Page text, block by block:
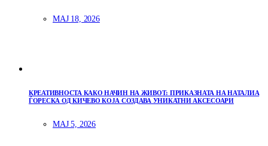
МАЈ 18, 2026
КРЕАТИВНОСТА КАКО НАЧИН НА ЖИВОТ: ПРИКАЗНАТА НА НАТАЛИА
ЃОРЕСКА ОД КИЧЕВО КОЈА СОЗДАВА УНИКАТНИ АКСЕСОАРИ
МАЈ 5, 2026